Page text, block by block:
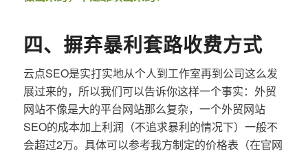
四、摒弃暴利套路收费方式
云点SEO是实打实地从个人到工作室再到公司这么发
展过来的，所以我们可以告诉你这样一个事实：外贸
网站不像是大的平台网站那么复杂，一个外贸网站
SEO的成本加上利润（不追求暴利的情况下）一般不
会超过2万。具体可以参考我方制定的价格表（在官网